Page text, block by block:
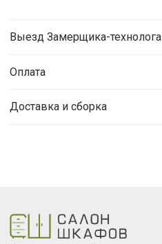
Выезд Замерщика-технолога
Оплата
Доставка и сборка